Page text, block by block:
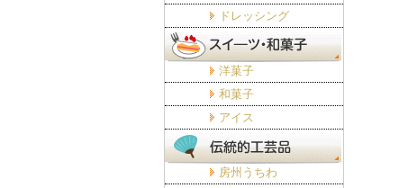
ドレッシング
洋菓子
和菓子
アイス
房州うちわ